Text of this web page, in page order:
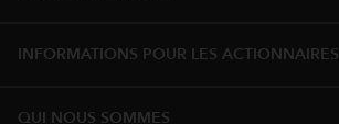
INFORMATIONS POUR LES ACTIONNAIRES
QUI NOUS SOMMES